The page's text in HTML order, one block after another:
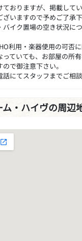
おりますが、掲載して
いますので予めご了承下
イク置場の空き状況に
利用・楽器使用の可否
ていても、お部屋の所
で御注意下さい。
にてスタッフまでご相談
ム・ハイヴの周辺